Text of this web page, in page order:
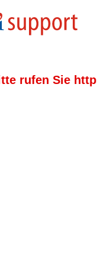
rufen Sie